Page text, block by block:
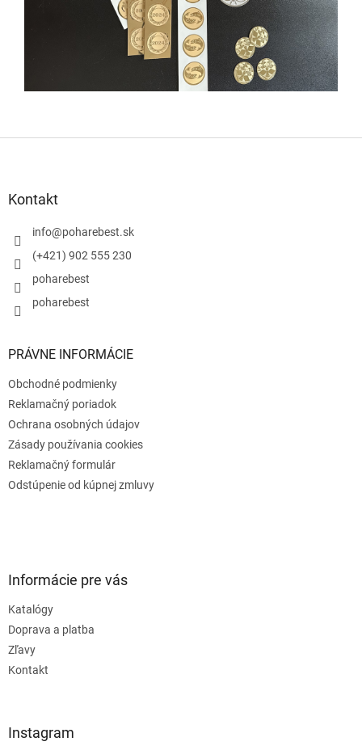
Kontakt
info@poharebest.sk
(+421) 902 555 230
poharebest
poharebest
PRÁVNE INFORMÁCIE
Obchodné podmienky
Reklamačný poriadok
Ochrana osobných údajov
Zásady používania cookies
Reklamačný formulár
Odstúpenie od kúpnej zmluvy
Informácie pre vás
Katalógy
Doprava a platba
Zľavy
Kontakt
Instagram